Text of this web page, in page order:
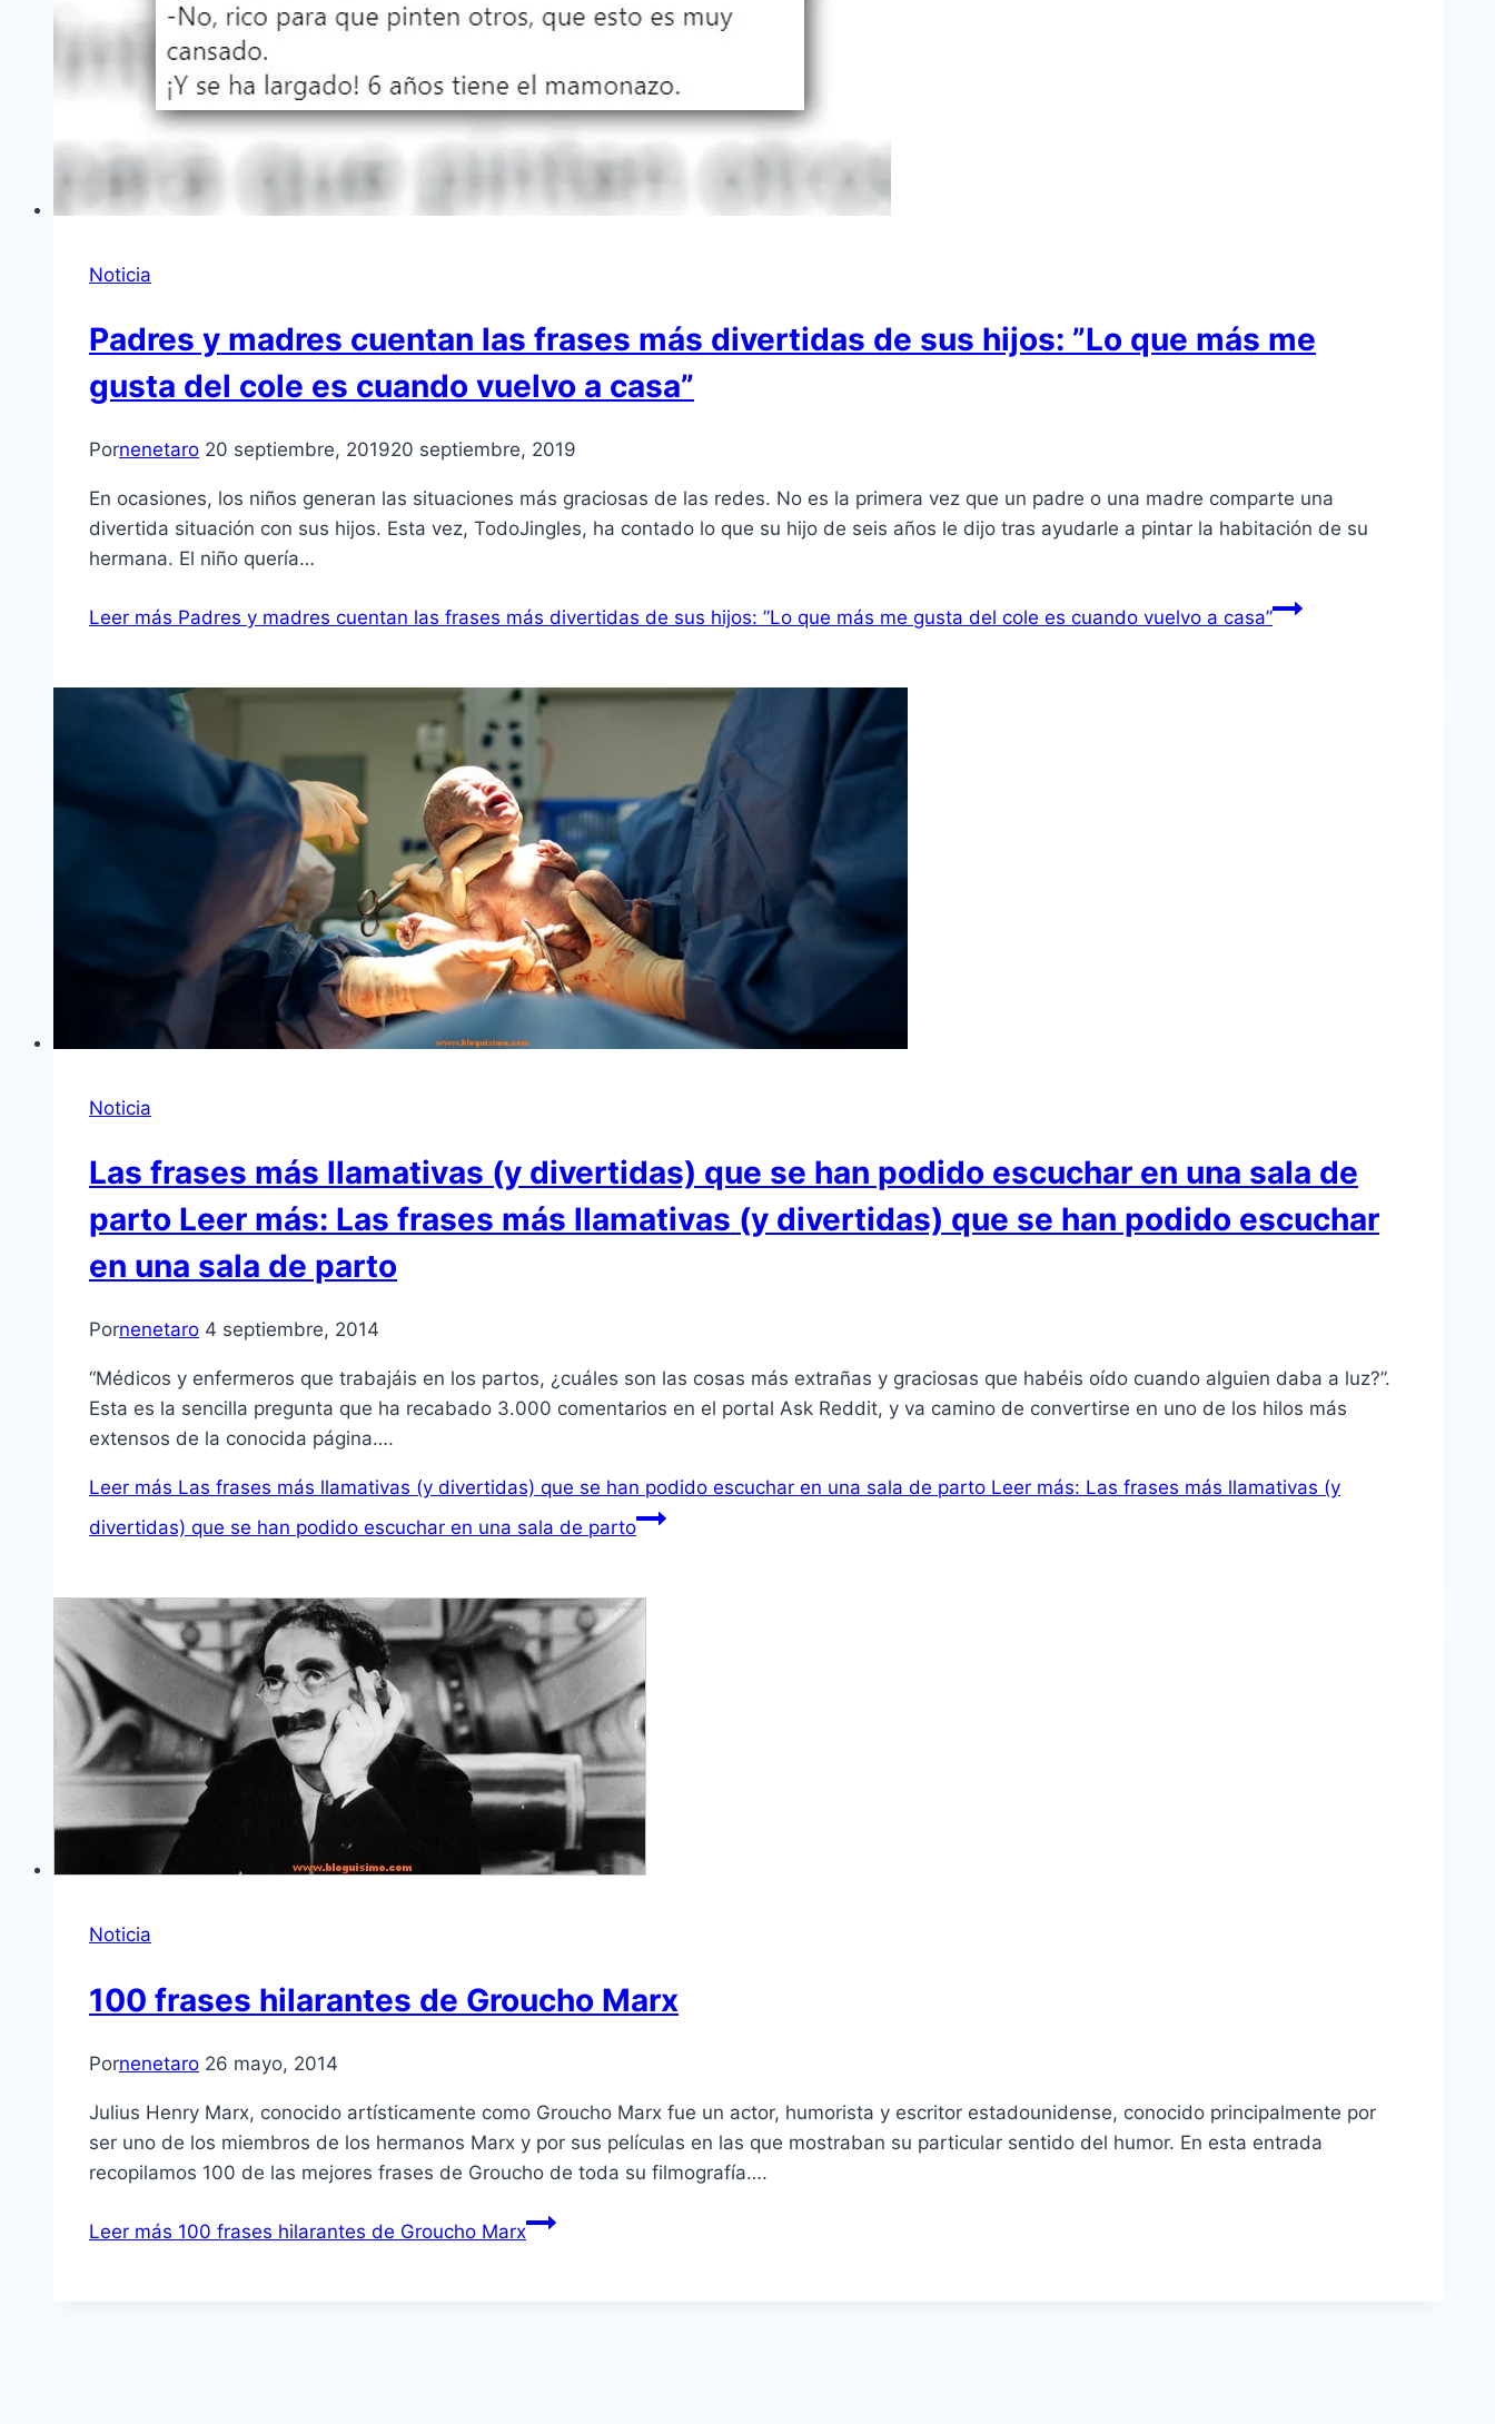
Noticia
Padres y madres cuentan las frases más divertidas de sus hijos: ”Lo que más me
gusta del cole es cuando vuelvo a casa”
Pornenetaro 20 septiembre, 201920 septiembre, 2019
En ocasiones, los niños generan las situaciones más graciosas de las redes. No es la primera vez que un padre o una madre comparte una
divertida situación con sus hijos. Esta vez, TodoJingles, ha contado lo que su hijo de seis años le dijo tras ayudarle a pintar la habitación de su
hermana. El niño quería…
Leer más Padres y madres cuentan las frases más divertidas de sus hijos: ”Lo que más me gusta del cole es cuando vuelvo a casa”
Noticia
Las frases más llamativas (y divertidas) que se han podido escuchar en una sala de
parto Leer más: Las frases más llamativas (y divertidas) que se han podido escuchar
en una sala de parto
Pornenetaro 4 septiembre, 2014
“Médicos y enfermeros que trabajáis en los partos, ¿cuáles son las cosas más extrañas y graciosas que habéis oído cuando alguien daba a luz?”.
Esta es la sencilla pregunta que ha recabado 3.000 comentarios en el portal Ask Reddit, y va camino de convertirse en uno de los hilos más
extensos de la conocida página….
Leer más Las frases más llamativas (y divertidas) que se han podido escuchar en una sala de parto Leer más: Las frases más llamativas (y
divertidas) que se han podido escuchar en una sala de parto
Noticia
100 frases hilarantes de Groucho Marx
Pornenetaro 26 mayo, 2014
Julius Henry Marx, conocido artísticamente como Groucho Marx fue un actor, humorista y escritor estadounidense, conocido principalmente por
ser uno de los miembros de los hermanos Marx y por sus películas en las que mostraban su particular sentido del humor. En esta entrada
recopilamos 100 de las mejores frases de Groucho de toda su filmografía….
Leer más 100 frases hilarantes de Groucho Marx